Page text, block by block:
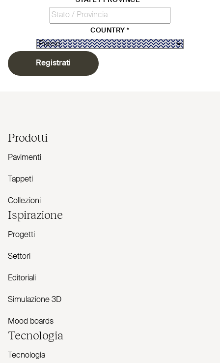
COUNTRY*
Registrati
Prodotti
Pavimenti
Tappeti
Collezioni
Ispirazione
Progetti
Settori
Editoriali
Simulazione 3D
Mood boards
Tecnologia
Tecnologia